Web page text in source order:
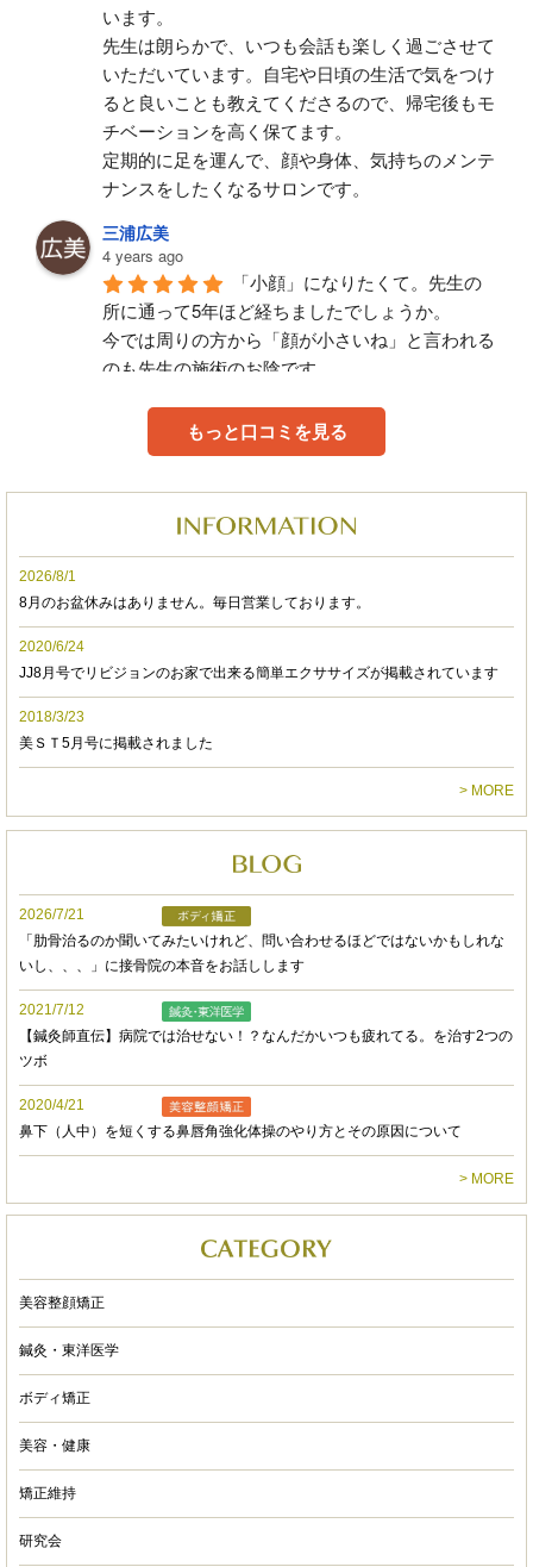
います。
先生は朗らかで、いつも会話も楽しく過ごさせて
いただいています。自宅や日頃の生活で気をつけ
ると良いことも教えてくださるので、帰宅後もモ
チベーションを高く保てます。
定期的に足を運んで、顔や身体、気持ちのメンテ
ナンスをしたくなるサロンです。
三浦広美
4 years ago
「小顔」になりたくて。先生の
所に通って5年ほど経ちましたでしょうか。
今では周りの方から「顔が小さいね」と言われる
のも先生の施術のお陰です。
身体の不調や、顔面や体型の悩みを伝えると、誠
心誠意施術してくださります。毎回、不調な部位
実感するので定期的なメンテナンスには欠かせな
不調の状態に合わせ、鍼での治療もしてくださる
こともあります。
先生と一対一で施術していただけるので周りのこ
お喋りに夢中になってしまいます。
前回の施術から時間が空いても会話を覚えていて
くださるのでコミュニケーション能力も素晴らし
いです。
人体についての知識もしっかりと身に付いてお
り、常に技術向上の為にお勉強されているのだ
な、と感じます。体調不良の際に健康管理の面で
もアドバイスをくださるので、とてもありがたい
です。
予約フォームで、気軽に予約が出来るのも利用し
やすい点の一つです。
あみるいす
半年に1回は再発してたギックリ
腰も
ついでに骨格矯正もして貰い
悩みだったエラ張りがなくなり
小顔になりました((( ⍥ )))‼︎
ありがとうございます！
もっと口コミを見る
2026/8/1
8月のお盆休みはありません。毎日営業しております。
2020/6/24
JJ8月号でリビジョンのお家で出来る簡単エクササイズが掲載されています
2018/3/23
美ＳＴ5月号に掲載されました
> MORE
2026/7/21
「肋骨治るのか聞いてみたいけれど、問い合わせるほどではないかもしれな
いし、、、」に接骨院の本音をお話しします
2021/7/12
【鍼灸師直伝】病院では治せない！？なんだかいつも疲れてる。を治す2つの
ツボ
2020/4/21
鼻下（人中）を短くする鼻唇角強化体操のやり方とその原因について
> MORE
美容整顔矯正
鍼灸・東洋医学
ボディ矯正
美容・健康
矯正維持
研究会